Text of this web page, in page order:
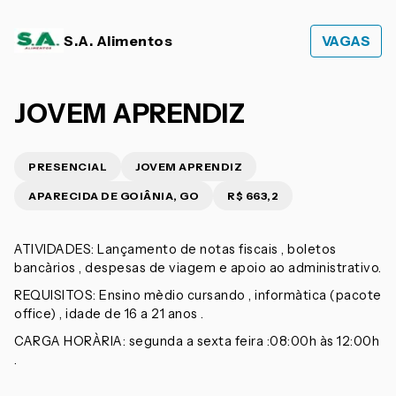
S.A. Alimentos VAGAS
JOVEM APRENDIZ
PRESENCIAL JOVEM APRENDIZ
APARECIDA DE GOIÂNIA, GO R$ 663,2
ATIVIDADES: Lançamento de notas fiscais , boletos
bancàrios , despesas de viagem e apoio ao administrativo.
REQUISITOS: Ensino mèdio cursando , informàtica (pacote
office) , idade de 16 a 21 anos .
CARGA HORÀRIA: segunda a sexta feira :08:00h às 12:00h
.